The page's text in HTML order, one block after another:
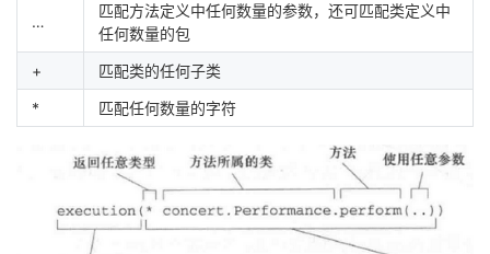
…
匹配方法定义中任何数量的参数，还可匹配类定义中
任何数量的包
+
匹配类的任何子类
*
匹配任何数量的字符